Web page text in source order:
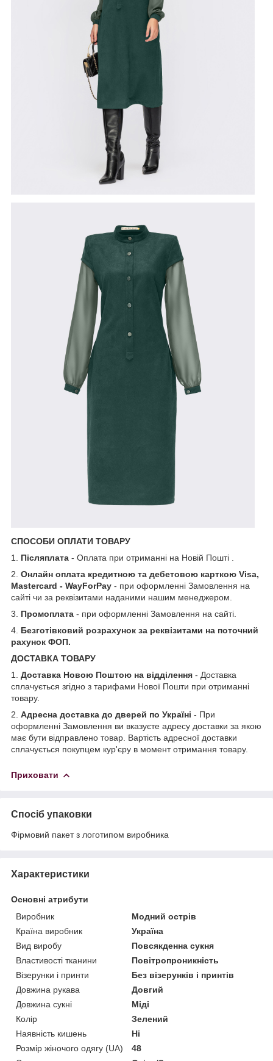
СПОСОБИ ОПЛАТИ ТОВАРУ
1. Післяплата - Оплата при отриманні на Новій Пошті .
2. Онлайн оплата кредитною та дебетовою карткою Visa,
Mastercard - WayForPay - при оформленні Замовлення на
сайті чи за реквізитами наданими нашим менеджером.
3. Промоплата - при оформленні Замовлення на сайті.
4. Безготівковий розрахунок за реквізитами на поточний
рахунок ФОП.
ДОСТАВКА ТОВАРУ
1.
Доставка Новою Поштою на відділення - Доставка
сплачується згідно з тарифами Нової Пошти при отриманні
товару.
2. Адресна доставка до дверей по Україні - При
оформленні Замовлення ви вказуєте адресу доставки за якою
має бути відправлено товар. Вартість адресної доставки
сплачується покупцем кур'єру в момент отримання товару.
Приховати
Спосіб упаковки
Фірмовий пакет з логотипом виробника
Характеристики
Основні атрибути
Виробник
Модний острів
Країна виробник
Україна
Вид виробу
Повсякденна сукня
Властивості тканини
Повітропроникність
Візерунки і принти
Без візерунків і принтів
Довжина рукава
Довгий
Довжина сукні
Міді
Колір
Зелений
Наявність кишень
Ні
Розмір жіночого одягу (UA)
48